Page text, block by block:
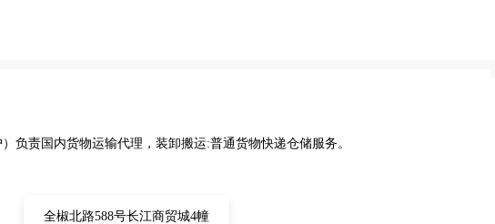
负责国内货物运输代理，装卸搬运:普通货物快递仓储服务。
全椒北路588号长江商贸城4幢